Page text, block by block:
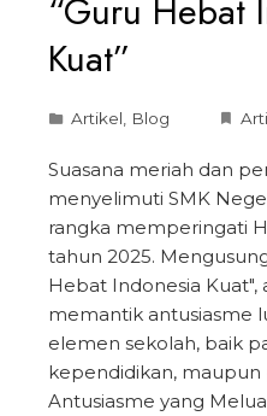
“Guru Hebat
Kuat”
Artikel Blog
Suasana meriah dan
menyelimuti SMK
rangka memperingati
tahun 2025.
Hebat Indonesia Kuat",
memantik antusiasme
elemen sekolah, baik
kependidikan, maupun
Antusiasme yang